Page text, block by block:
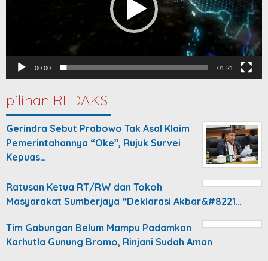
00:00 01:21
pilihan REDAKSI
Gerindra Sebut Prabowo Tak Asal Klaim
Pemerintahannya “Oke”, Rujuk Survei
Kepuas…
Ratusan Ketua RT/RW dan Tokoh
Masyarakat Sumberjaya “Deklarasi Akbar&#8221…
Tim Gabungan Belum Mampu Padamkan
Karhutla Gunung Bromo, Rinjani Sudah Aman